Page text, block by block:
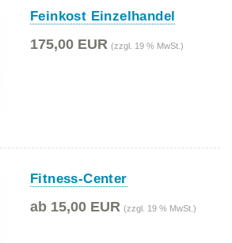
Feinkost Einzelhandel
175,00 EUR (zzgl. 19 % MwSt.)
Fitness-Center
ab 15,00 EUR (zzgl. 19 % MwSt.)